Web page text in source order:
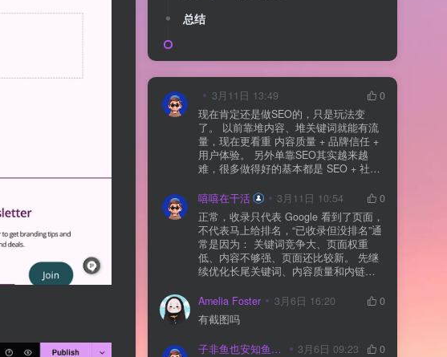
总结
3月11日 13:49
0
现在肯定还是做SEO的，只是玩法变
了。 以前靠堆内容、堆关键词就能有流
量，现在更看重 内容质量 + 品牌信任 +
用户体验。 另外单靠SEO其实越来越
难，很多做得好的基本都是 SEO + 社媒
质还是一个长期获客渠道，但不能再当
成唯一渠道了。
嘻嘻在干活 3月11日 10:54
0
正常，收录只代表 Google 看到了页面，
不代表马上给排名，“已收录但没排名”通
常是因为： 关键词竞争大、页面权重
低、内容不够强、页面还比较新。 先继
续优化长尾关键词、内容质量和内链，
Amelia Foster
3月6日 16:20
0
有截图吗
子非鱼也安知鱼之乐 3月6日 09:23
0